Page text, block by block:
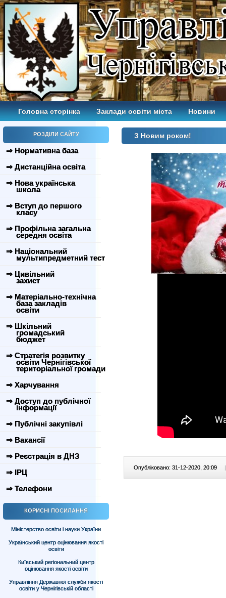
Головна сторінка Заклади освіти міста Новини
РОЗДІЛИ САЙТУ
⇒ Нормативна база
⇒ Дистанційна освіта
⇒ Нова українська
школа
⇒ Вступ до першого
класу
⇒ Профільна загальна
середня освіта
⇒ Національний
мультипредметний тест
⇒ Цивільний
захист
⇒ Матеріально-технічна
база закладів
освіти
⇒ Шкільний
громадський
бюджет
⇒ Стратегія розвитку
освіти Чернігівської
територіальної громади
⇒ Харчування
⇒ Доступ до публічної
інформації
⇒ Публічні закупівлі
⇒ Вакансії
⇒ Реєстрація в ДНЗ
⇒ ІРЦ
⇒ Телефони
КОРИСНІ ПОСИЛАННЯ
Міністерство освіти і науки України
Український центр оцінювання якості
освіти
Київський регіональний центр
оцінювання якості освіти
Управління Державної служби якості
освіти у Чернігівській області
З Новим роком!
Опубліковано: 31-12-2020, 20:09 |